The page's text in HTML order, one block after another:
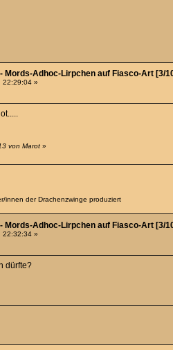
Mords-Adhoc-Lirpchen auf Fiasco-Art [3/
22:29:04 »
von Marot »
innen der Drachenzwinge produziert
Mords-Adhoc-Lirpchen auf Fiasco-Art [3/
22:32:34 »
dürfte?